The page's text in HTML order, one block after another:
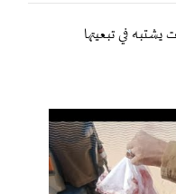
في تبعيتها